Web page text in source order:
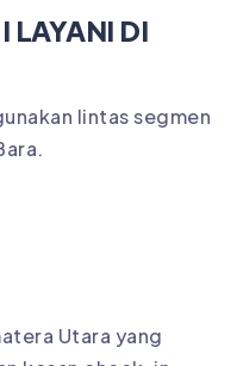
LAYANI DI
lintas segmen
Utara yang